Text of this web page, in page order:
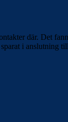
där. Det
i anslutning